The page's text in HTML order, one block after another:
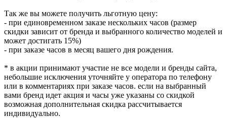
Так же вы можете получить льготную цену:
- при единовременном заказе нескольких часов (размер
скидки зависит от бренда и выбранного количество моделей и
может достигать 15%)
- при заказе часов в месяц вашего дня рождения.
* в акции принимают участие не все модели и бренды сайта,
небольшие исключения уточняйте у оператора по телефону
или в комментариях при заказе часов. если на выбранный
вами бренд идет акция и часы уже указаны со скидкой
возможная дополнительная скидка рассчитывается
индивидуально.